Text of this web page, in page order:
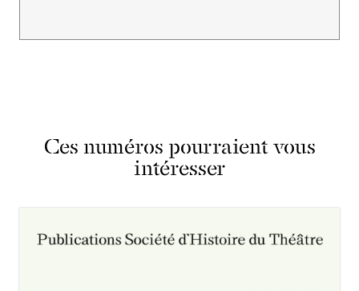
Ces numéros pourraient vous
intéresser